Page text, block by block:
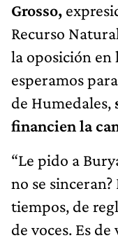
Grosso,
Recurso
la oposición en
esperamos
de Humedales,
financien la
“Le pido a
no se
tiempos, de
de voces. Es